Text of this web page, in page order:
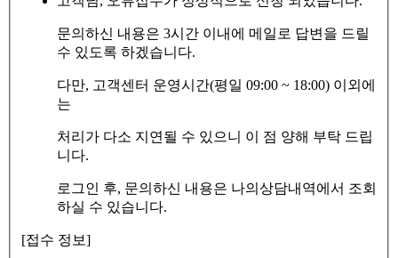
문의하신 내용은 3시간 이내에 메일로 답변을 드릴
수 있도록 하겠습니다.
다만, 고객센터 운영시간(평일 09:00 ~ 18:00) 이외에
는
처리가 다소 지연될 수 있으니 이 점 양해 부탁 드립
니다.
로그인 후, 문의하신 내용은 나의상담내역에서 조회
하실 수 있습니다.
[접수 정보]